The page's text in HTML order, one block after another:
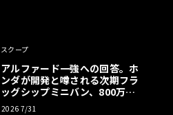
スクープ
アルファード一強への回答。ホ
ンダが開発と噂される次期フラ
ッグシップミニバン、800万円
超の勝算【予想CG】
2026 7/31